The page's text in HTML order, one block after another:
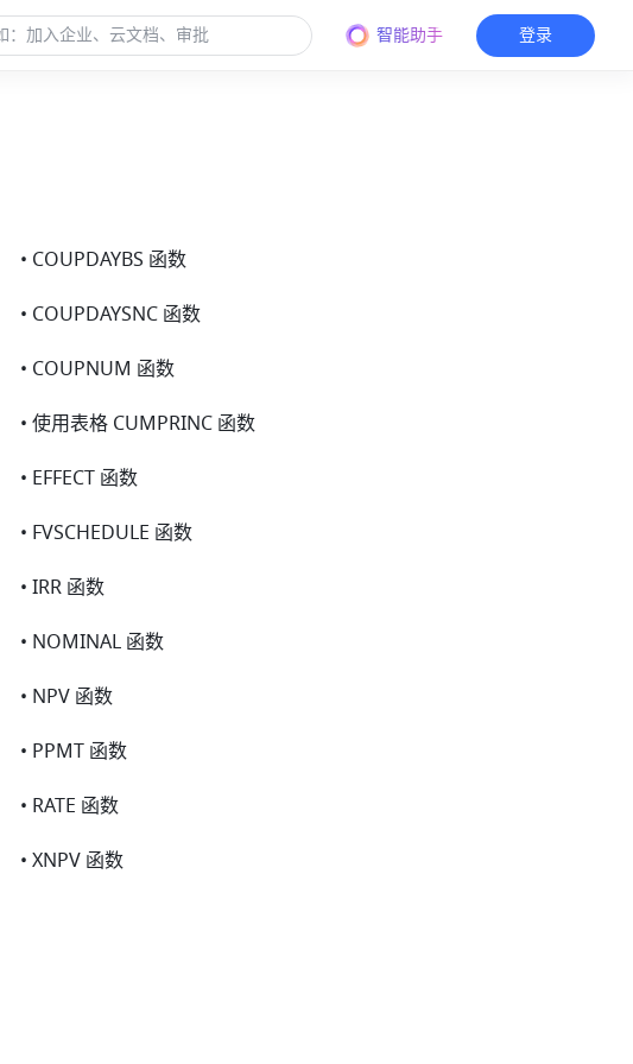
智能助手 登录
• COUPDAYBS 函数
• COUPDAYSNC 函数
• COUPNUM 函数
• 使用表格 CUMPRINC 函数
• EFFECT 函数
• FVSCHEDULE 函数
• IRR 函数
• NOMINAL 函数
• NPV 函数
• PPMT 函数
• RATE 函数
• XNPV 函数